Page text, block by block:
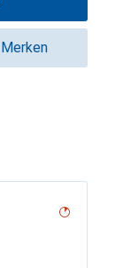
Merken